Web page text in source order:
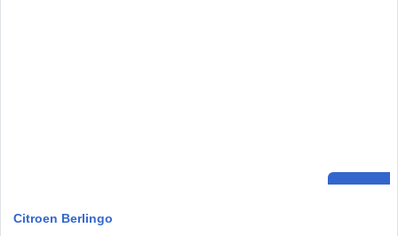
Citroen Berlingo